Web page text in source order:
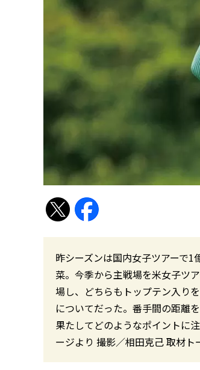
昨シーズンは国内女子ツアーで
菜。今季から主戦場を米女子ツ
場し、どちらもトップテン入り
についてだった。番手間の距離
果たしてどのようなポイントに
ージより 撮影／相田克己 取材